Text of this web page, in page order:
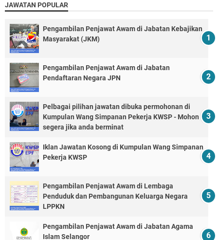
JAWATAN POPULAR
Pengambilan Penjawat Awam di Jabatan Kebajikan
Masyarakat (JKM)
Pengambilan Penjawat Awam di Jabatan
Pendaftaran Negara JPN
Pelbagai pilihan jawatan dibuka permohonan di
Kumpulan Wang Simpanan Pekerja KWSP - Mohon
segera jika anda berminat
Iklan Jawatan Kosong di Kumpulan Wang Simpanan
Pekerja KWSP
Pengambilan Penjawat Awam di Lembaga
Penduduk dan Pembangunan Keluarga Negara
LPPKN
Pengambilan Penjawat Awam di Jabatan Agama
Islam Selangor